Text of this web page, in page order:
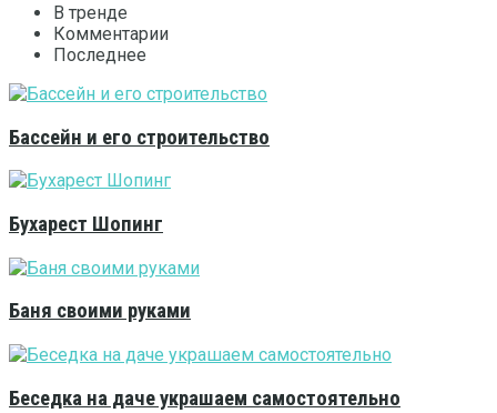
В тренде
Комментарии
Последнее
Бассейн и его строительство
Бухарест Шопинг
Баня своими руками
Беседка на даче украшаем самостоятельно